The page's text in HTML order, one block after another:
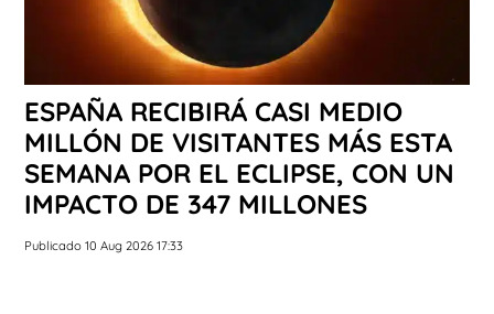
ESPAÑA RECIBIRÁ CASI MEDIO
MILLÓN DE VISITANTES MÁS ESTA
SEMANA POR EL ECLIPSE, CON UN
IMPACTO DE 347 MILLONES
Publicado 10 Aug 2026 17:33